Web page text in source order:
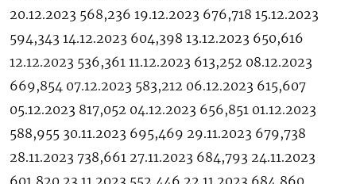
20.12.2023 568,236 19.12.2023 676,718 15.12.2023
594,343 14.12.2023 604,398 13.12.2023 650,616
12.12.2023 536,361 11.12.2023 613,252 08.12.2023
669,854 07.12.2023 583,212 06.12.2023 615,607
05.12.2023 817,052 04.12.2023 656,851 01.12.2023
588,955 30.11.2023 695,469 29.11.2023 679,738
28.11.2023 738,661 27.11.2023 684,793 24.11.2023